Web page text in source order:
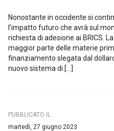
Nonostante in occidente si
l’impatto futuro che avrà sul
richiesta di adesione ai BRICS.
maggior parte delle materie
finanziamento slegata dal
nuovo sistema di […]
PUBBLICATO IL
martedì, 27 giugno 2023